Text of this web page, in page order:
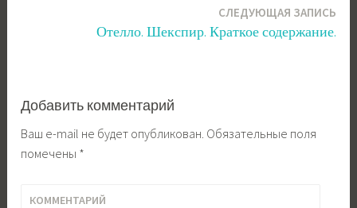
СЛЕДУЮЩАЯ ЗАПИСЬ
Отелло. Шекспир. Краткое содержание.
Добавить комментарий
Ваш e-mail не будет опубликован. Обязательные поля
помечены *
КОММЕНТАРИЙ